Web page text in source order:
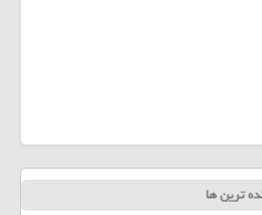
ترین ها